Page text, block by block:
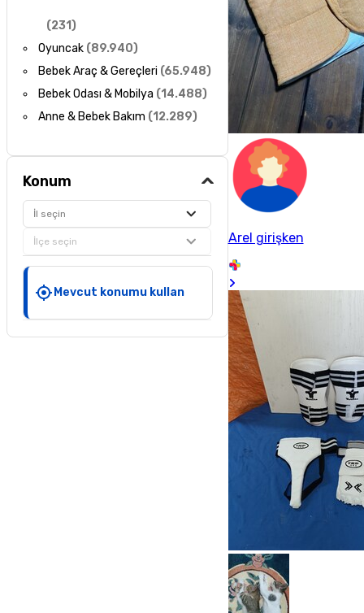
(231)
Oyuncak (89.940)
Bebek Araç & Gereçleri (65.948)
Bebek Odası & Mobilya (14.488)
Anne & Bebek Bakım (12.289)
Konum
İl seçin
İlçe seçin
Mevcut konumu kullan
Arel girişken